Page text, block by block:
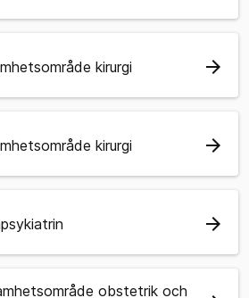
kirurgi arrow_forward
kirurgi arrow_forward
arrow_forward
obstetrik och